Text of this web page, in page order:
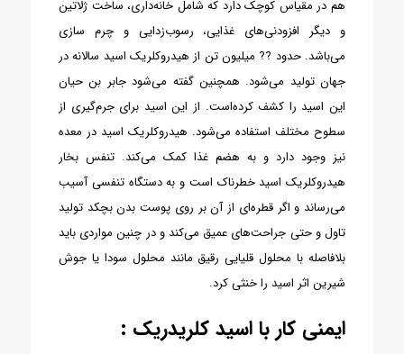
هم در مقیاس کوچک دارد که شامل خانه‌داری، ساخت ژلاتین
و دیگر افزودنی‌های غذایی، رسوب‌زدایی و چرم سازی
می‌باشد. حدود ?? میلیون تن از هیدروکلریک اسید سالانه در
جهان تولید می‌شود. همچنین گفته می‌شود جابر بن حیان
این اسید را کشف کرده‌است. از این اسید برای جرم‌گیری از
سطوح مختلف استفاده می‌شود. هیدروکلریک اسید در معده
نیز وجود دارد و به هضم غذا کمک می‌کند. تنفس بخار
هیدروکلریک اسید خطرناک است و به دستگاه تنفسی آسیب
می‌رساند و اگر قطره‌ای از آن بر روی پوست بدن بچکد تولید
تاول و حتی جراحت‌های عمیق می‌کند و در چنین مواردی باید
بلافاصله با محلول قلیایی رقیق مانند محلول سودا یا جوش
شیرین اثر اسید را خنثی کرد.
ایمنی کار با اسید کلریدریک :